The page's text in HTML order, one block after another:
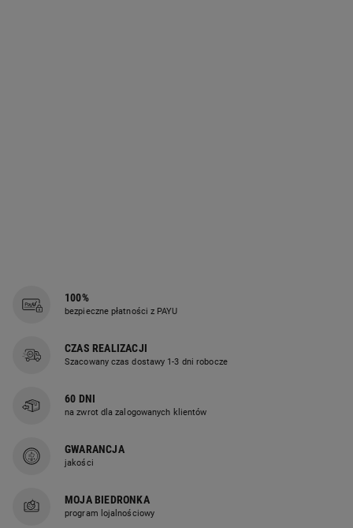
100%
bezpieczne płatności z PAYU
CZAS REALIZACJI
Szacowany czas dostawy 1-3 dni robocze
60 DNI
na zwrot dla zalogowanych klientów
GWARANCJA
jakości
MOJA BIEDRONKA
program lojalnościowy